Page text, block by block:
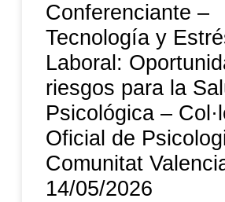
Conferenciante –
Tecnología y
Laboral:
riesgos para la
Psicológica –
Oficial de
Comunitat
14/05/2026